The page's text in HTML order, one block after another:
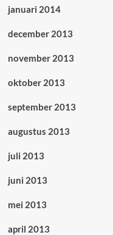
januari 2014
december 2013
november 2013
oktober 2013
september 2013
augustus 2013
juli 2013
juni 2013
mei 2013
april 2013